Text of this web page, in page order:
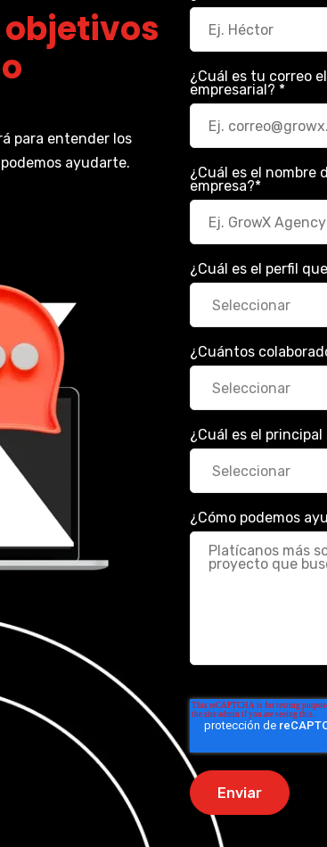
para entender los
ayudarte.
¿Cuál es tu correo
empresarial? *
¿Cuál es el nombre
empresa?*
¿Cuál es el perfil
¿Cuántos
¿Cuál es el
¿Cómo podemos